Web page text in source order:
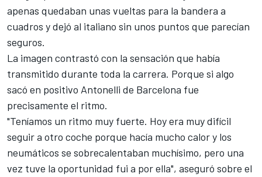
apenas quedaban unas vueltas para la bandera a
cuadros y dejó al italiano sin unos puntos que parecían
seguros.
La imagen contrastó con la sensación que había
transmitido durante toda la carrera. Porque si algo
sacó en positivo Antonelli de Barcelona fue
precisamente el ritmo.
"Teníamos un ritmo muy fuerte. Hoy era muy difícil
seguir a otro coche porque hacía mucho calor y los
neumáticos se sobrecalentaban muchísimo, pero una
vez tuve la oportunidad fui a por ella", aseguró sobre el